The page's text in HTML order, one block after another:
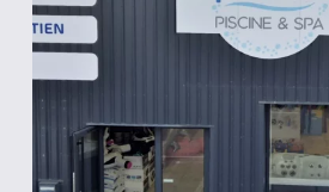
Espace
Bleu
et
spa